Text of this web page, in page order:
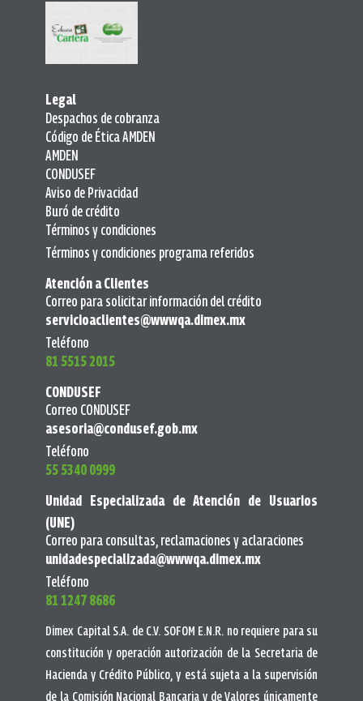
Legal
Despachos de cobranza
Código de Ética AMDEN
AMDEN
CONDUSEF
Aviso de Privacidad
Buró de crédito
Términos y condiciones
Términos y condiciones programa referidos
Atención a Clientes
Correo para solicitar información del crédito
servicioaclientes@wwwqa.dimex.mx
Teléfono
81 5515 2015
CONDUSEF
Correo CONDUSEF
asesoria@condusef.gob.mx
Teléfono
55 5340 0999
Unidad Especializada de Atención de Usuarios
(UNE)
Correo para consultas, reclamaciones y aclaraciones
unidadespecializada@wwwqa.dimex.mx
Teléfono
81 1247 8686
Dimex Capital S.A. de C.V. SOFOM E.N.R. no requiere para su
constitución y operación autorización de la Secretaria de
Hacienda y Crédito Público, y está sujeta a la supervisión
de la Comisión Nacional Bancaria y de Valores únicamente